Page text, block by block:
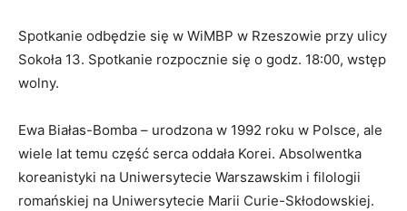
Spotkanie odbędzie się w WiMBP w Rzeszowie przy ulicy
Sokoła 13. Spotkanie rozpocznie się o godz. 18:00, wstęp
wolny.
Ewa Białas-Bomba – urodzona w 1992 roku w Polsce, ale
wiele lat temu część serca oddała Korei. Absolwentka
koreanistyki na Uniwersytecie Warszawskim i filologii
romańskiej na Uniwersytecie Marii Curie-Skłodowskiej.